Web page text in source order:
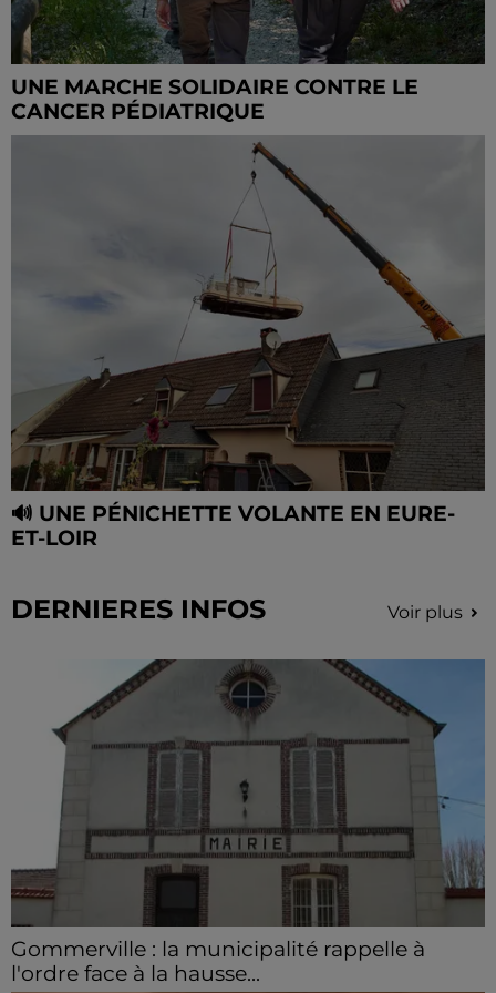
UNE MARCHE SOLIDAIRE CONTRE LE
CANCER PÉDIATRIQUE
🔊 UNE PÉNICHETTE VOLANTE EN EURE-
ET-LOIR
DERNIERES INFOS Voir plus
Gommerville : la municipalité rappelle à
l'ordre face à la hausse...